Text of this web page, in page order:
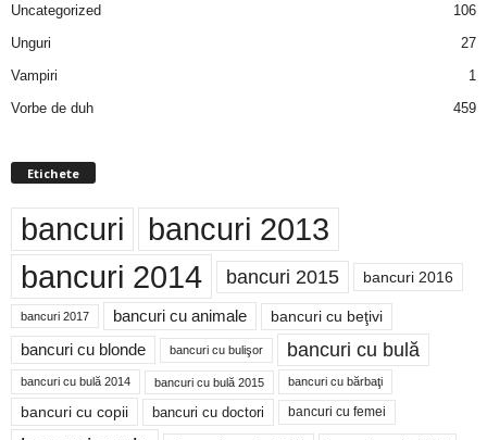
Uncategorized
106
Unguri
27
Vampiri
1
Vorbe de duh
459
Etichete
bancuri bancuri 2013
bancuri 2014 bancuri 2015 bancuri 2016
bancuri 2017 bancuri cu animale bancuri cu beţivi
bancuri cu blonde bancuri cu bulişor bancuri cu bulă
bancuri cu bulă 2014 bancuri cu bulă 2015 bancuri cu bărbaţi
bancuri cu copii bancuri cu doctori bancuri cu femei